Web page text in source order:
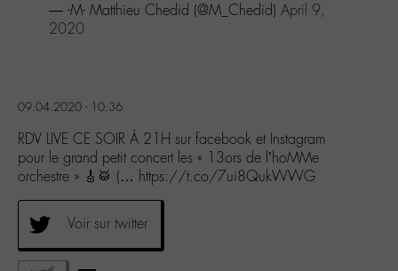
recherche
— -M- Matthieu Chedid (@M_Chedid) April 9,
2020
09.04.2020 - 10:36
RDV LIVE CE SOIR À 21H sur facebook et Instagram
pour le grand petit concert les « 13ors de l’hoMMe
orchestre » 🎸🥁 (… https://t.co/7ui8QukWWG
Voir sur twitter